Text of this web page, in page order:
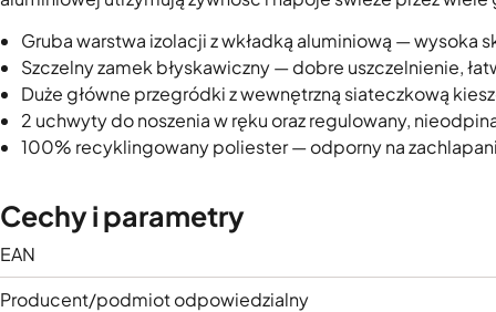
Gruba warstwa izolacji z wkładką aluminiową — wysoka
Szczelny zamek błyskawiczny — dobre uszczelnienie,
Duże główne przegródki z wewnętrzną siateczkową
2 uchwyty do noszenia w ręku oraz regulowany,
100% recyklingowany poliester — odporny na
Cechy i parametry
EAN
Producent/podmiot odpowiedzialny